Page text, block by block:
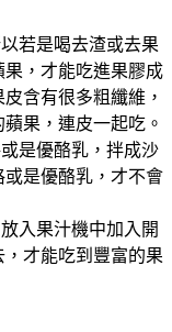
若是喝去渣或去果
，才能吃進果膠成
含有很多粗纖維，
果，連皮一起吃。
是優酪乳，拌成沙
是優酪乳，才不會
入果汁機中加入開
才能吃到豐富的果